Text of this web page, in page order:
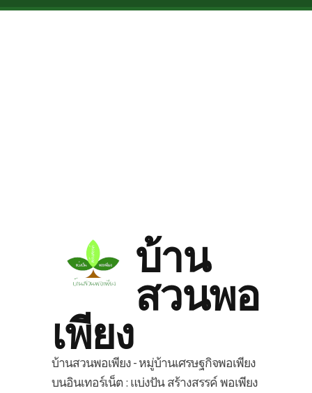
Skip to main content
บ้าน
สวนพอ
เพียง
บ้านสวนพอเพียง - หมู่บ้านเศรษฐกิจพอเพียง
บนอินเทอร์เน็ต : แบ่งปัน สร้างสรรค์ พอเพียง